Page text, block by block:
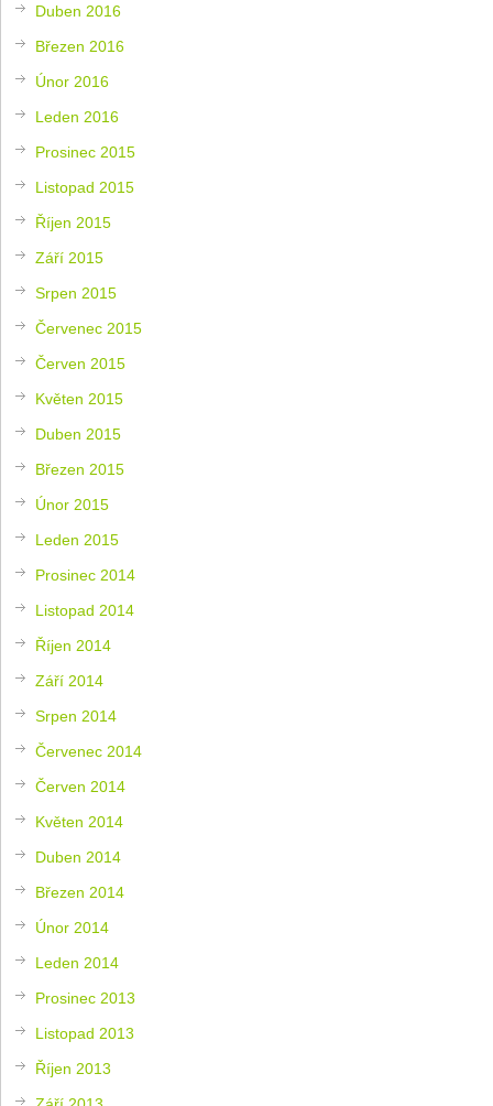
Duben 2016
Březen 2016
Únor 2016
Leden 2016
Prosinec 2015
Listopad 2015
Říjen 2015
Září 2015
Srpen 2015
Červenec 2015
Červen 2015
Květen 2015
Duben 2015
Březen 2015
Únor 2015
Leden 2015
Prosinec 2014
Listopad 2014
Říjen 2014
Září 2014
Srpen 2014
Červenec 2014
Červen 2014
Květen 2014
Duben 2014
Březen 2014
Únor 2014
Leden 2014
Prosinec 2013
Listopad 2013
Říjen 2013